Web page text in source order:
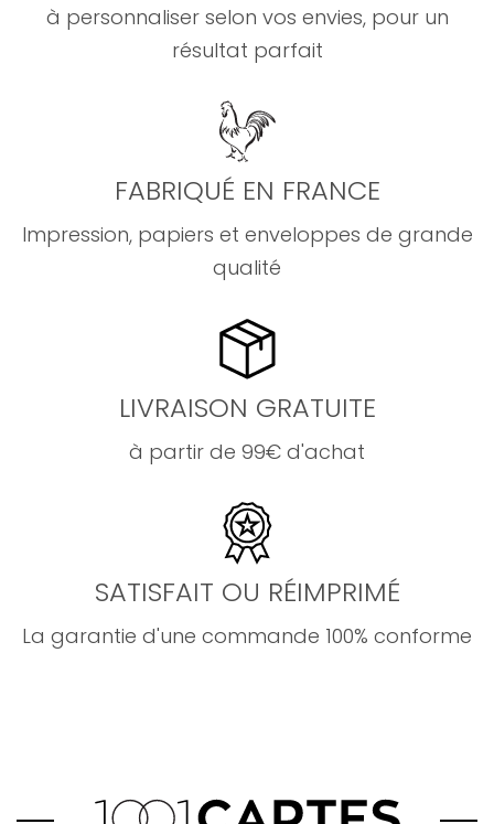
à personnaliser selon vos envies, pour un
résultat parfait
FABRIQUÉ EN FRANCE
Impression, papiers et enveloppes de grande
qualité
LIVRAISON GRATUITE
à partir de 99€ d'achat
SATISFAIT OU RÉIMPRIMÉ
La garantie d'une commande 100% conforme